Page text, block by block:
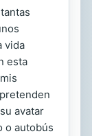
vida
esta
avatar
o autobús